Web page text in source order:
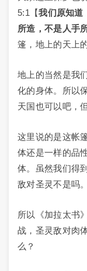
5:1【我们原知道
所造，不是人手
篷，地上的天上的
地上的当然是我
化的身体。所以
天国也可以吧，
这里说的是这帐
体还是一样的品
体。虽然我们得
敌对圣灵不是吗。
所以《加拉太书
战，圣灵敌对肉
么？